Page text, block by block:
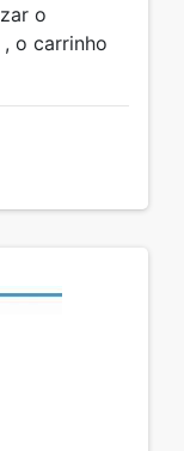
o
o carrinho